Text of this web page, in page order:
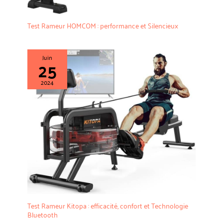
Test Rameur HOMCOM : performance et Silencieux
Juin
25
2024
Test Rameur Kitopa : efficacité, confort et Technologie
Bluetooth